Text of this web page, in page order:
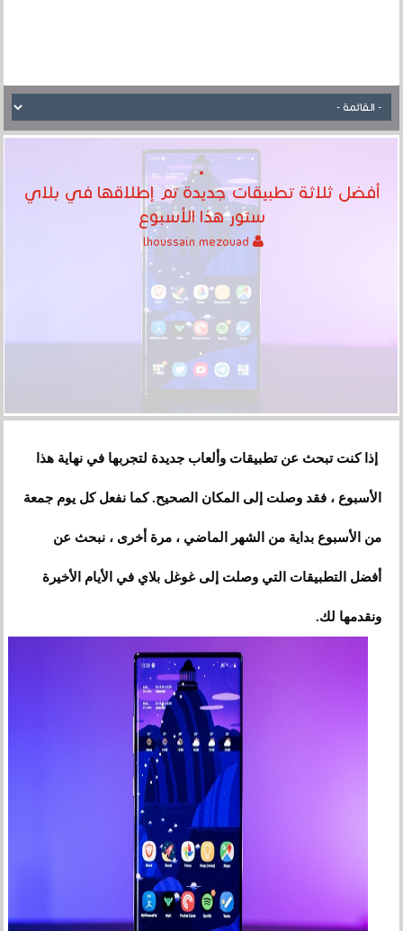
أفضل ثلاثة تطبيقات جديدة تم إطلاقها في بلاي
ستور هذا الأسبوع
إذا كنت تبحث عن تطبيقات وألعاب جديدة لتجربها في نهاية هذا
الأسبوع ، فقد وصلت إلى المكان الصحيح. كما نفعل كل يوم جمعة
من الأسبوع بداية من الشهر الماضي ، مرة أخرى ، نبحث عن
أفضل التطبيقات التي وصلت إلى غوغل بلاي في الأيام الأخيرة
ونقدمها لك.